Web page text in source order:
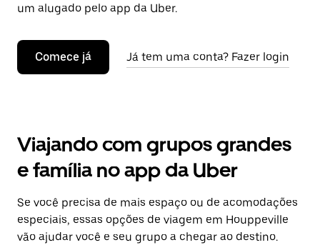
um alugado pelo app da Uber.
Comece já Já tem uma conta? Fazer login
Viajando com grupos grandes
e família no app da Uber
Se você precisa de mais espaço ou de acomodações
especiais, essas opções de viagem em Houppeville
vão ajudar você e seu grupo a chegar ao destino.